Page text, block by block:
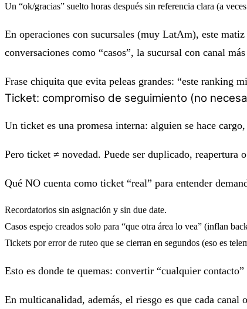
Un “ok/gracias” suelto horas después sin referencia clara (a
En operaciones con sucursales (muy LatAm), este
conversaciones como “casos”, la sucursal con canal
Frase chiquita que evita peleas grandes: “este ranking
Ticket: compromiso de seguimiento (no
Un ticket es una promesa interna: alguien se hace
Pero ticket ≠ novedad. Puede ser duplicado, reapertura
Qué NO cuenta como ticket “real” para entender
Recordatorios sin asignación y sin due date.
Casos espejo creados solo para “que otra área lo vea” (inflan
Tickets por error de ruteo que se cierran en segundos (eso es
Esto es donde te quemas: convertir “cualquier
En multicanalidad, además, el riesgo es que cada